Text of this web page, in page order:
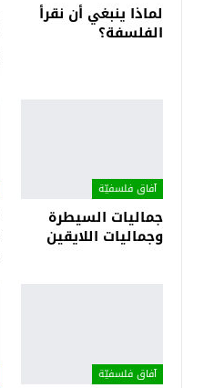
لماذا ينبغي أن نقرأ
الفلسفة؟
آفاق فلسفيّة‎
جماليات السيطرة
وجماليات اللايقين
آفاق فلسفيّة‎